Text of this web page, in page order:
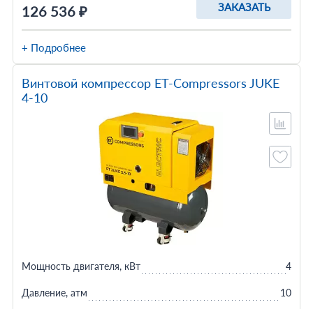
126 536 ₽ ЗАКАЗАТЬ
+ Подробнее
Винтовой компрессор ET-Compressors JUKE
4-10
Мощность двигателя, кВт 4
Давление, атм 10